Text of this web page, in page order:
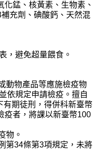
錳、核黃素、生物素、
充劑、碘酸鈣、天然混
，避免超量餵食。
動物產品等應施檢疫物
依規定申請檢疫。擅自
有期徒刑，得併科新臺幣
疫者，將課以新臺幣100
物。
第34條第3項規定，未將